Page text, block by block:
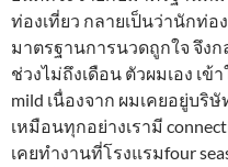
ท่องเที่ยว กลายเป็นว่านักท่อ
มาตรฐานการนวดถูกใจ จึงก
ช่วงไม่ถึงเดือน ตัวผมเอง เข้า
mild เนื่องจาก ผมเคยอยู่บริ
เหมือนทุกอย่างเรามี
เคยทำงานที่โรงแรมfour